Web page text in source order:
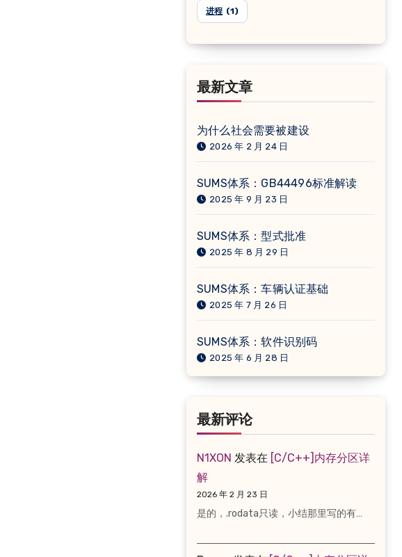
进程 (1)
最新文章
为什么社会需要被建设
2026 年 2 月 24 日
SUMS体系：GB44496标准解读
2025 年 9 月 23 日
SUMS体系：型式批准
2025 年 8 月 29 日
SUMS体系：车辆认证基础
2025 年 7 月 26 日
SUMS体系：软件识别码
2025 年 6 月 28 日
最新评论
N1XON 发表在 [C/C++]内存分区详
解
2026 年 2 月 23 日
是的，.rodata只读，小结那里写的有…